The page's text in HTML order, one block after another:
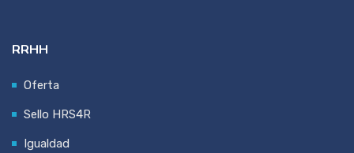
RRHH
Oferta
Sello HRS4R
Igualdad